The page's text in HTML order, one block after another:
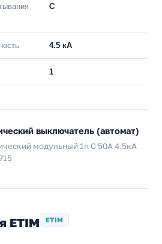
C
4.5 кА
1
выключатель (автомат)
модульный 1п C 50А 4.5кА
ETIM ETIM